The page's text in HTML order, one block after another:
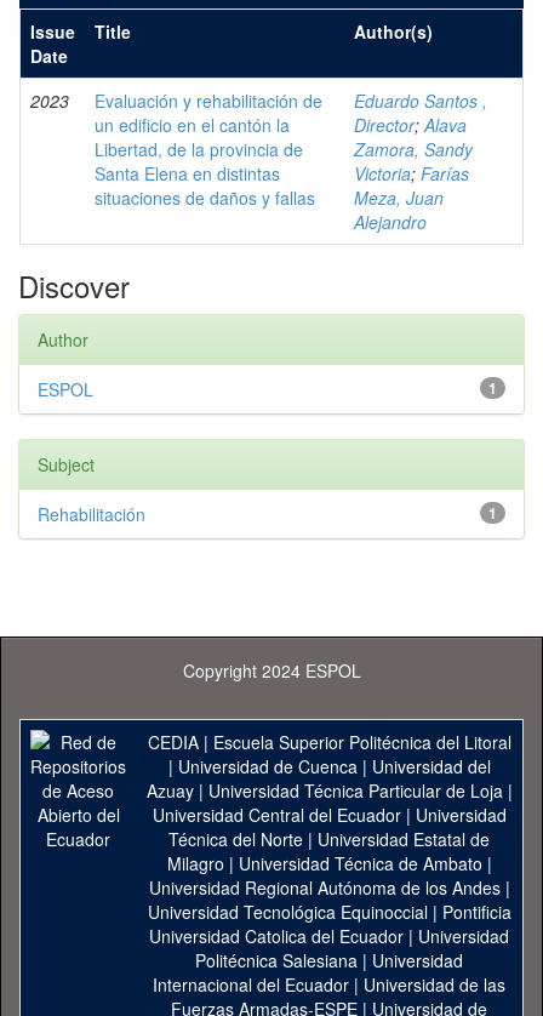
Issue
Date
Title Author(s)
2023
Evaluación y rehabilitación de
un edificio en el cantón la
Libertad, de la provincia de
Santa Elena en distintas
situaciones de daños y fallas
Eduardo Santos ,
Director;Alava
Zamora, Sandy
Victoria; Farías
Meza, Juan
Alejandro
Discover
Author
1
ESPOL
Subject
1
Rehabilitación
Copyright 2024 ESPOL
CEDIA| Escuela Superior Politécnica del Litoral
| Universidad de Cuenca| Universidad del
Azuay| Universidad Técnica Particular de Loja|
Universidad Central del Ecuador| Universidad
Técnica del Norte | Universidad Estatal de
Milagro | Universidad Técnica de Ambato |
Universidad Regional Autónoma de los Andes|
Universidad Tecnológica Equinoccial| Pontificia
Universidad Catolica del Ecuador | Universidad
Politécnica Salesiana | Universidad
Internacional del Ecuador | Universidad de las
Fuerzas Armadas-ESPE | Universidad de